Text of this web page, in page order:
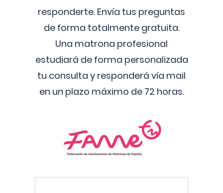
responderte. Envía tus preguntas
de forma totalmente gratuita.
Una matrona profesional
estudiará de forma personalizada
tu consulta y responderá vía mail
en un plazo máximo de 72 horas.